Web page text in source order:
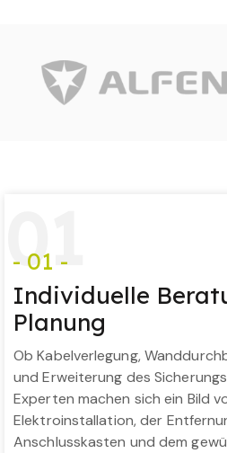
01
- 01 -
Individuelle
Planung
Ob Kabelverlegung,
und Erweiterung des
Experten machen sich ein Bild
Elektroinstallation, der
Anschlusskasten und dem